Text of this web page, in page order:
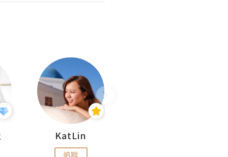
KatLin
追蹤